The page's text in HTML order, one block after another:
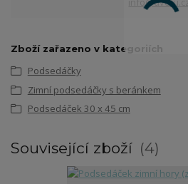
Zboží zařazeno v kategoriích
Podsedáčky
Zimní podsedáčky s beránkem
Podsedáček 30 x 45 cm
Související zboží 4